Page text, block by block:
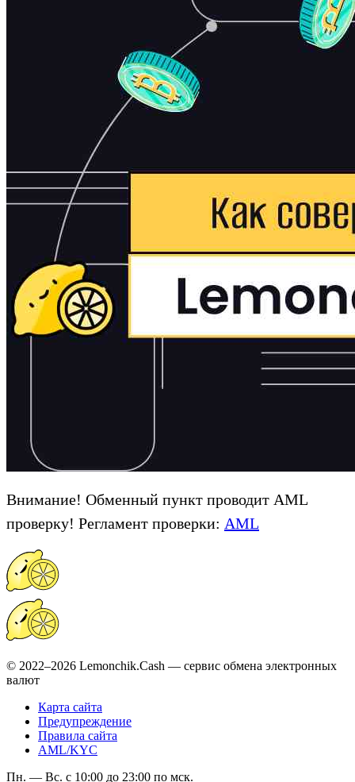
Внимание! Обменный пункт проводит AML
проверку! Регламент проверки: AML
© 2022–2026 Lemonchik.Cash — сервис обмена электронных
валют
Карта сайта
Предупреждение
Правила сайта
AML/KYC
Пн. — Вс. с 10:00 до 23:00 по мск.